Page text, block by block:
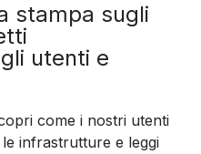
stampa sugli
utenti e
come i nostri utenti
infrastrutture e leggi